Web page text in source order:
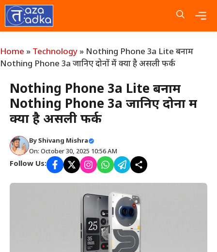
Skip
to
content
Home » Technology » Nothing Phone 3a Lite बनाम
Nothing Phone 3a जानिए दोनों में क्या है असली फर्क
Nothing Phone 3a Lite बनाम
Nothing Phone 3a जानिए दोनों में
क्या है असली फर्क
ByShivang Mishra
On: October 30, 2025 10:56 AM
Follow Us: